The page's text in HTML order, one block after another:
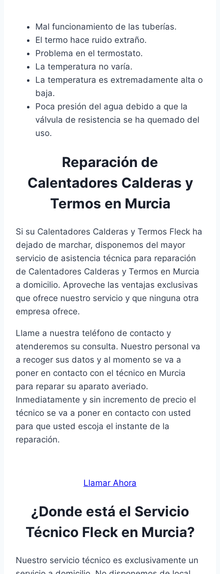
Mal funcionamiento de las tuberías.
El termo hace ruido extraño.
Problema en el termostato.
La temperatura no varía.
La temperatura es extremadamente alta o
baja.
Poca presión del agua debido a que la
válvula de resistencia se ha quemado del
uso.
Reparación de
Calentadores Calderas y
Termos en Murcia
Si su Calentadores Calderas y Termos Fleck ha
dejado de marchar, disponemos del mayor
servicio de asistencia técnica para reparación
de Calentadores Calderas y Termos en Murcia
a domicilio. Aproveche las ventajas exclusivas
que ofrece nuestro servicio y que ninguna otra
empresa ofrece.
Llame a nuestra teléfono de contacto y
atenderemos su consulta. Nuestro personal va
a recoger sus datos y al momento se va a
poner en contacto con el técnico en Murcia
para reparar su aparato averiado.
Inmediatamente y sin incremento de precio el
técnico se va a poner en contacto con usted
para que usted escoja el instante de la
reparación.
Llamar Ahora
¿Donde está el Servicio
Técnico Fleck en Murcia?
Nuestro servicio técnico es exclusivamente un